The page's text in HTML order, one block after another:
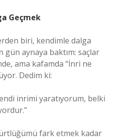
Geçmek
biri, kendimle dalga
gün aynaya baktım: saçlar
ama kafamda “İnri ne
Dedim ki:
inrimi yaratıyorum, belki
fark etmek kadar